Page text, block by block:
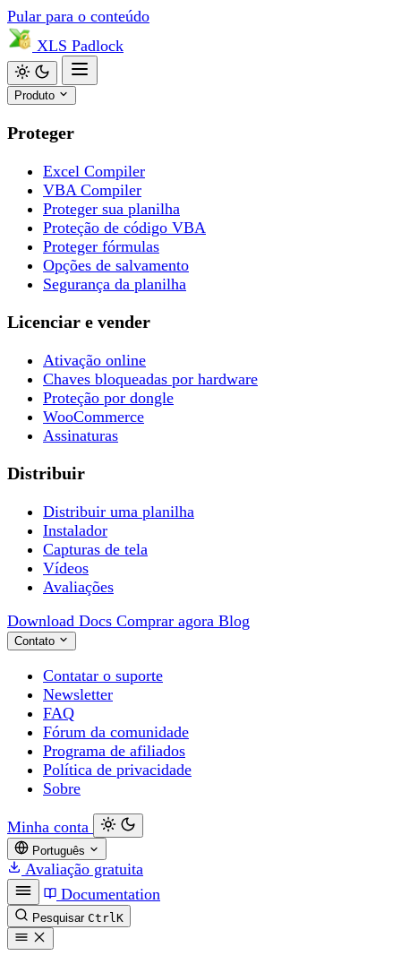
Pular para o conteúdo
XLS Padlock
Produto
Proteger
Excel Compiler
VBA Compiler
Proteger sua planilha
Proteção de código VBA
Proteger fórmulas
Opções de salvamento
Segurança da planilha
Licenciar e vender
Ativação online
Chaves bloqueadas por hardware
Proteção por dongle
WooCommerce
Assinaturas
Distribuir
Distribuir uma planilha
Instalador
Capturas de tela
Vídeos
Avaliações
Download Docs Comprar agora Blog
Contato
Contatar o suporte
Newsletter
FAQ
Fórum da comunidade
Programa de afiliados
Política de privacidade
Sobre
Minha conta
Português
Avaliação gratuita
Documentation
Pesquisar CtrlK